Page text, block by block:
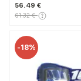
56.49 €
61.32 €
-18%